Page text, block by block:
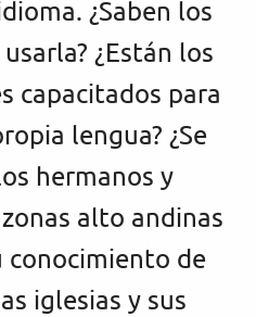
¿Saben los
¿Están los
capacitados para
lengua? ¿Se
hermanos y
alto andinas
conocimiento de
iglesias y sus